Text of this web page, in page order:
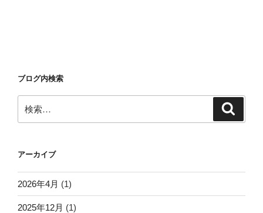
ブログ内検索
索:
アーカイブ
2026年4月 (1)
2025年12月 (1)